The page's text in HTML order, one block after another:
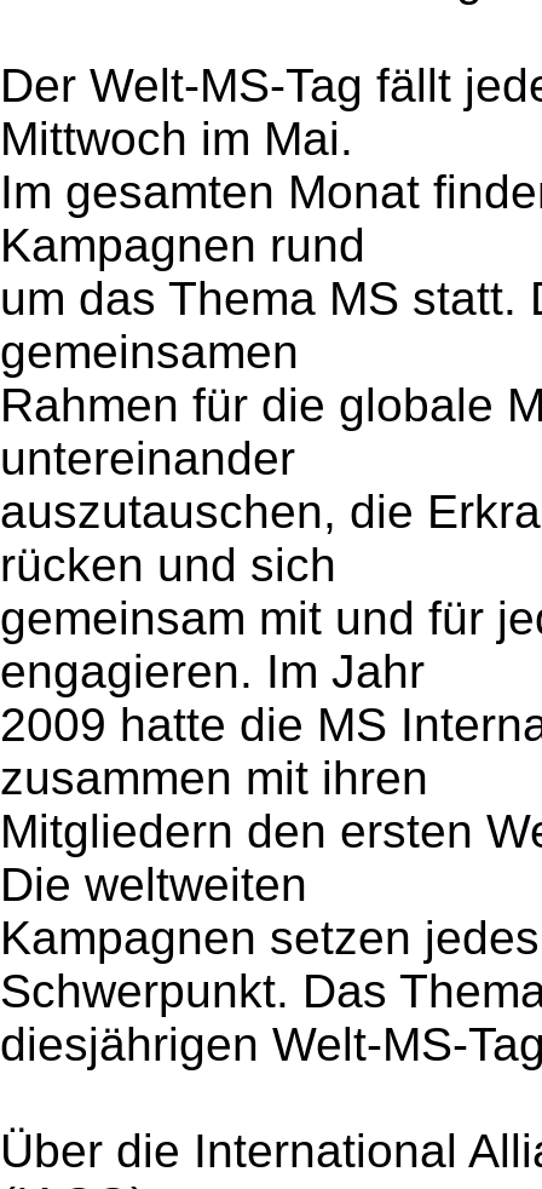
Der Welt-MS-Tag fällt
Mittwoch im Mai.
Im gesamten Monat
Kampagnen rund
um das Thema MS statt.
gemeinsamen
Rahmen für die globale
untereinander
auszutauschen, die
rücken und sich
gemeinsam mit und für
engagieren. Im Jahr
2009 hatte die MS
zusammen mit ihren
Mitgliedern den ersten
Die weltweiten
Kampagnen setzen
Schwerpunkt. Das
diesjährigen Welt-MS-
Über die International